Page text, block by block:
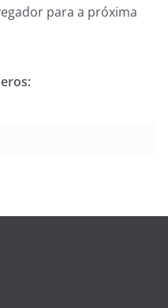
para a próxima